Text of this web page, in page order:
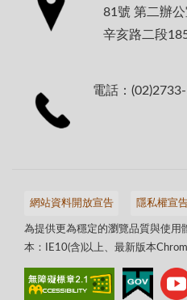
81號 第二辦
辛亥路二段
電話：
網站資料開放宣告 隱私權宣
為提供更為穩定的瀏覽品質與使用
本：IE10(含)以上、最新版本